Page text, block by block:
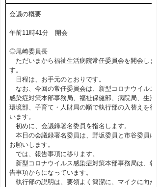
会議の概要
午前11時41分 開会
◎尾崎委員長
ただいまから福祉生活病院常任委員会を開会しま
す。
日程は、お手元のとおりです。
なお、今回の常任委員会は、新型コロナウイルス
感染症対策本部事務局、福祉保健部、病院局、生活
環境部、子育て・人財局の順で執行部の入替えを行
います。
初めに、会議録署名委員を指名します。
本日の会議録署名委員は、野坂委員と市谷委員に
お願いします。
では、報告事項に移ります。
新型コロナウイルス感染症対策本部事務局は、報
告事項からになっています。
執行部の説明は、要領よく簡潔に、マイクに向か